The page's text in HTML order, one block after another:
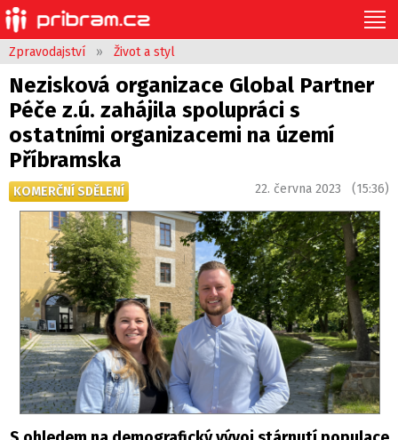
Zpravodajství » Život a styl
Nezisková organizace Global Partner
Péče z.ú. zahájila spolupráci s
ostatními organizacemi na území
Příbramska
KOMERČNÍ SDĚLENÍ 22. června 2023 (15:36)